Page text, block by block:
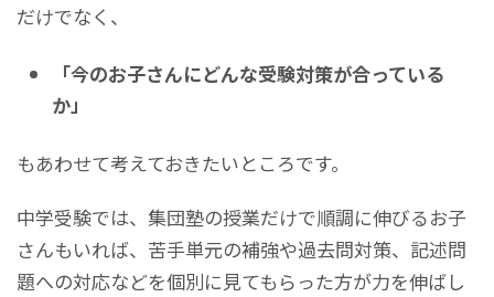
だけでなく、
「今のお子さんにどんな受験対策が合っている
か」
もあわせて考えておきたいところです。
中学受験では、集団塾の授業だけで順調に伸びるお子
さんもいれば、苦手単元の補強や過去問対策、記述問
題への対応などを個別に見てもらった方が力を伸ばし